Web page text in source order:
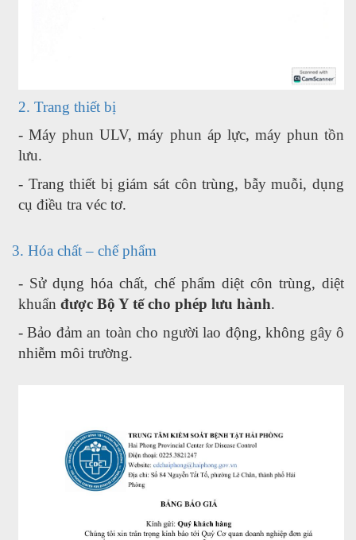
2. Trang thiết bị
- Máy phun ULV, máy phun áp lực, máy phun tồn
lưu.
- Trang thiết bị giám sát côn trùng, bẫy muỗi, dụng
cụ điều tra véc tơ.
3. Hóa chất – chế phẩm
- Sử dụng hóa chất, chế phẩm diệt côn trùng, diệt
khuẩn được Bộ Y tế cho phép lưu hành.
- Bảo đảm an toàn cho người lao động, không gây ô
nhiễm môi trường.